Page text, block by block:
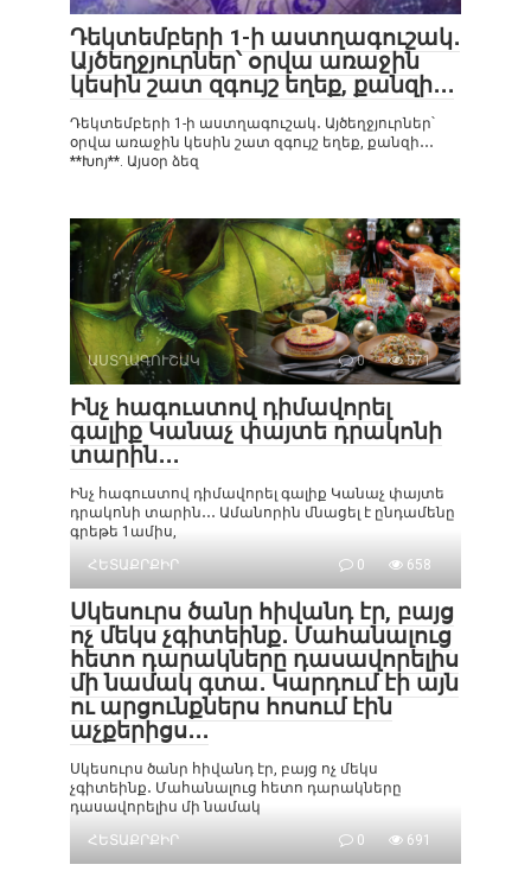
Դեկտեմբերի 1-ի աստղագուշակ․
Այծեղջյուրներ՝ օրվա առաջին
կեսին շատ զգույշ եղեք, քանզի․․․
Դեկտեմբերի 1-ի աստղագուշակ․ Այծեղջյուրներ՝
օրվա առաջին կեսին շատ զգույշ եղեք, քանզի․․․
**Խոյ**. Այսօր ձեզ
ԱՍՏՂԱԳՈՒՇԱԿ 0 571
Ինչ հագուստով դիմավորել
գալիք Կանաչ փայտե դրակոնի
տարին․․․
Ինչ հագուստով դիմավորել գալիք Կանաչ փայտե
դրակոնի տարին․․․ Ամանորին մնացել է ընդամենը
գրեթե 1ամիս,
ՀԵՏԱՔՐՔԻՐ
0 658
Սկեսուրս ծանր հիվանդ էր, բայց
ոչ մեկս չգիտեինք․ Մահանալուց
հետո դարակները դասավորելիս
մի նամակ գտա․ Կարդում էի այն
ու արցունքներս հոսում էին
աչքերիցս․․․
Սկեսուրս ծանր հիվանդ էր, բայց ոչ մեկս
չգիտեինք․ Մահանալուց հետո դարակները
դասավորելիս մի նամակ
ՀԵՏԱՔՐՔԻՐ
0 691